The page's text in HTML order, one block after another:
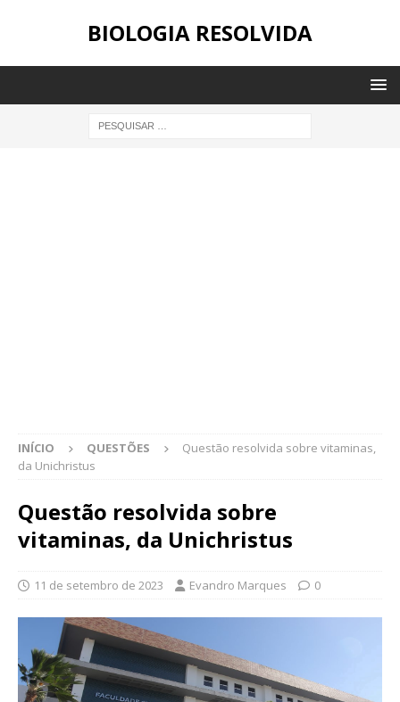
BIOLOGIA RESOLVIDA
INÍCIO QUESTÕES
Questão resolvida sobre vitaminas,
da Unichristus
Questão resolvida sobre
vitaminas, da Unichristus
11 de setembro de 2023 Evandro Marques 0